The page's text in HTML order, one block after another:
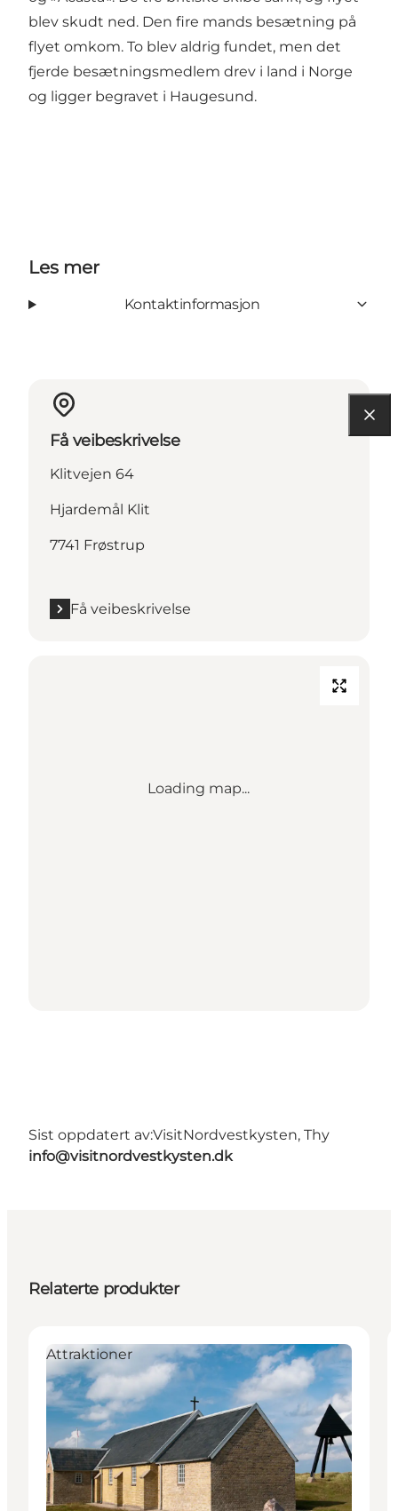
blev skudt ned. Den fire mands besætning på
flyet omkom. To blev aldrig fundet, men det
fjerde besætningsmedlem drev i land i Norge
og ligger begravet i Haugesund.
Les mer
Kontaktinformasjon
Få veibeskrivelse
Klitvejen 64
Hjardemål Klit
7741 Frøstrup
Få veibeskrivelse
Loading map...
Sist oppdatert av:VisitNordvestkysten, Thy
info@visitnordvestkysten.dk
Relaterte produkter
Attraktioner